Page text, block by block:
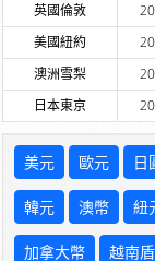
英國倫敦
美國紐約
澳洲雪梨
日本東京
美元 歐元 日
韓元 澳幣 紐
加拿大幣 越南盾